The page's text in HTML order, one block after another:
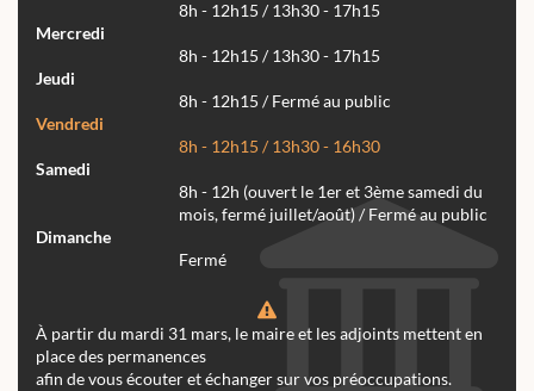
8h - 12h15 / 13h30 - 17h15
Mercredi
8h - 12h15 / 13h30 - 17h15
Jeudi
8h - 12h15 / Fermé au public
Vendredi
8h - 12h15 / 13h30 - 16h30
Samedi
8h - 12h (ouvert le 1er et 3ème samedi du
mois, fermé juillet/août) / Fermé au public
Dimanche
Fermé
À partir du mardi 31 mars, le maire et les adjoints mettent en
place des permanences
afin de vous écouter et échanger sur vos préoccupations.